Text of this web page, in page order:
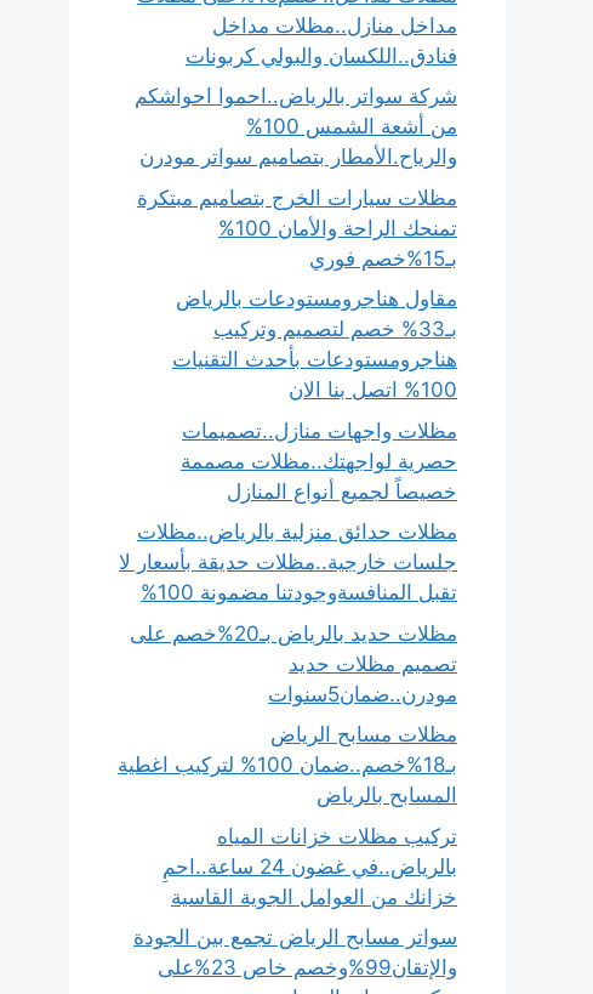
مداخل منازل..مظلات مداخل
فنادق..اللكسان والبولي كربونات
شركة سواتر بالرياض..احموا احواشكم
من أشعة الشمس 100%
والرياح.الأمطار بتصاميم سواتر مودرن
مظلات سيارات الخرج بتصاميم مبتكرة
تمنحك الراحة والأمان 100%
بـ15%خصم فوري
مقاول هناجرومستودعات بالرياض
بـ33% خصم لتصميم وتركيب
هناجرومستودعات بأحدث التقنيات
100% اتصل بنا الان
مظلات واجهات منازل..تصميمات
حصرية لواجهتك..مظلات مصممة
خصيصاً لجميع أنواع المنازل
مظلات حدائق منزلية بالرياض..مظلات
جلسات خارجية..مظلات حديقة بأسعار لا
تقبل المنافسةوجودتنا مضمونة 100%
مظلات حديد بالرياض بـ20%خصم على
تصميم مظلات حديد
مودرن..ضمان5سنوات
مظلات مسابح الرياض
بـ18%خصم..ضمان 100% لتركيب اغطية
المسابح بالرياض
تركيب مظلات خزانات المياه
بالرياض..في غضون 24 ساعة..احمِ
خزانك من العوامل الجوية القاسية
سواتر مسابح الرياض تجمع بين الجودة
والإتقان99%وخصم خاص 23%على